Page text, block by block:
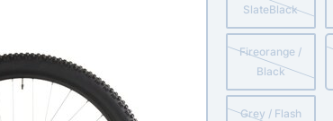
SlateBlack
Fireorange /
Black
Grey / Flash